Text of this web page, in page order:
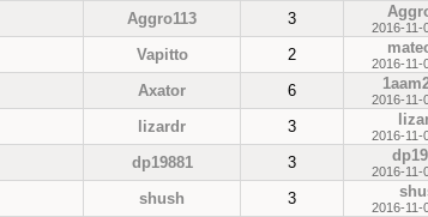
Aggro113 3 2016-11-
Vapitto 2 2016-11-
Axator 6 2016-11-
lizardr 3 2016-11-
dp19881 3 2016-11-
shush 3 2016-11-